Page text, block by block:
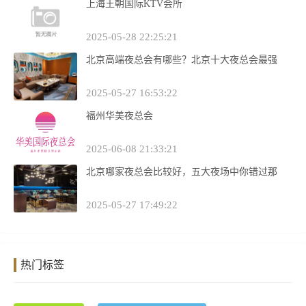
上海王朝国际KTV会所
2025-05-28 22:25:21
北京高端夜总会有哪些？北京十大夜总会最强
2025-05-27 16:53:22
福州华美夜总会
2025-06-08 21:33:21
北京哪家夜总会比较好，五大夜场中你错过那
2025-05-27 17:49:22
热门标签